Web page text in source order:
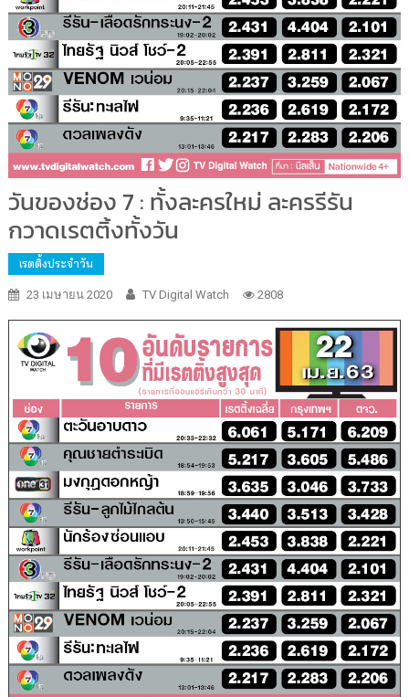
วันของช่อง 7 : ทั้งละครใหม่ ละครรีรัน
กวาดเรตติ้งทั้งวัน
เรตติ้งประจำวัน
23 เมษายน 2020 TV Digital Watch 2808